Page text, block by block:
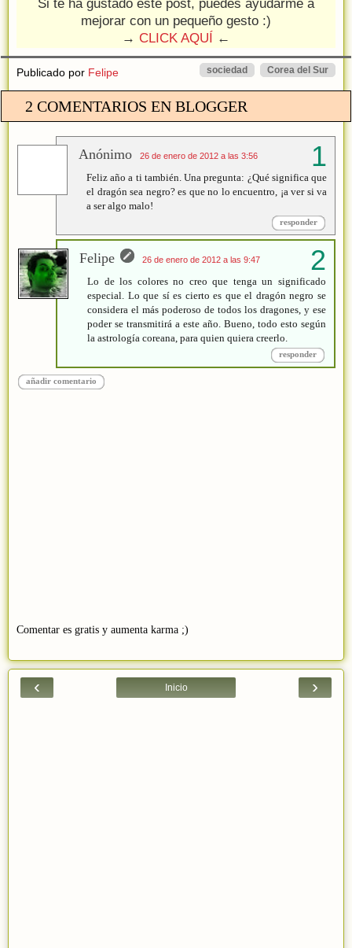
Si te ha gustado este post, puedes ayudarme a
mejorar con un pequeño gesto :)
→ CLICK AQUÍ ←
Publicado por Felipe Corea del Sur
sociedad
2 COMENTARIOS EN BLOGGER
Anónimo 26 de enero de 2012 a las 3:56
Feliz año a ti también. Una pregunta: ¿Qué significa que
el dragón sea negro? es que no lo encuentro, ¡a ver si va
a ser algo malo!
responder
Felipe 26 de enero de 2012 a las 9:47
Lo de los colores no creo que tenga un significado
especial. Lo que sí es cierto es que el dragón negro se
considera el más poderoso de todos los dragones, y ese
poder se transmitirá a este año. Bueno, todo esto según
la astrología coreana, para quien quiera creerlo.
responder
añadir comentario
Comentar es gratis y aumenta karma ;)
‹ ›
Inicio